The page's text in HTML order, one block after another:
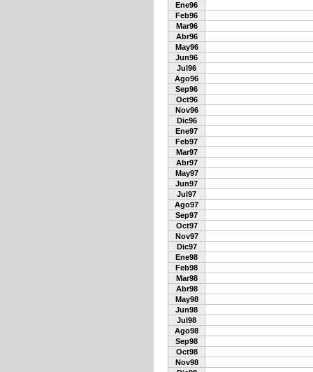
Ene96
Feb96
Mar96
Abr96
May96
Jun96
Jul96
Ago96
Sep96
Oct96
Nov96
Dic96
Ene97
Feb97
Mar97
Abr97
May97
Jun97
Jul97
Ago97
Sep97
Oct97
Nov97
Dic97
Ene98
Feb98
Mar98
Abr98
May98
Jun98
Jul98
Ago98
Sep98
Oct98
Nov98